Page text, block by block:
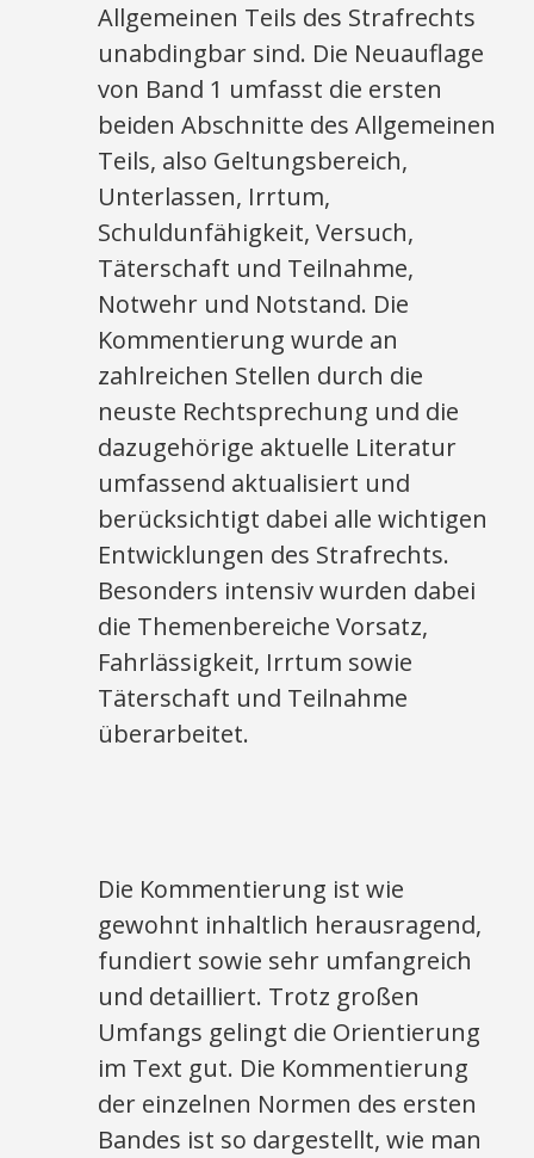
Allgemeinen Teils des Strafrechts
unabdingbar sind. Die Neuauflage
von Band 1 umfasst die ersten
beiden Abschnitte des Allgemeinen
Teils, also Geltungsbereich,
Unterlassen, Irrtum,
Schuldunfähigkeit, Versuch,
Täterschaft und Teilnahme,
Notwehr und Notstand. Die
Kommentierung wurde an
zahlreichen Stellen durch die
neuste Rechtsprechung und die
dazugehörige aktuelle Literatur
umfassend aktualisiert und
berücksichtigt dabei alle wichtigen
Entwicklungen des Strafrechts.
Besonders intensiv wurden dabei
die Themenbereiche Vorsatz,
Fahrlässigkeit, Irrtum sowie
Täterschaft und Teilnahme
überarbeitet.
Die Kommentierung ist wie
gewohnt inhaltlich herausragend,
fundiert sowie sehr umfangreich
und detailliert. Trotz großen
Umfangs gelingt die Orientierung
im Text gut. Die Kommentierung
der einzelnen Normen des ersten
Bandes ist so dargestellt, wie man